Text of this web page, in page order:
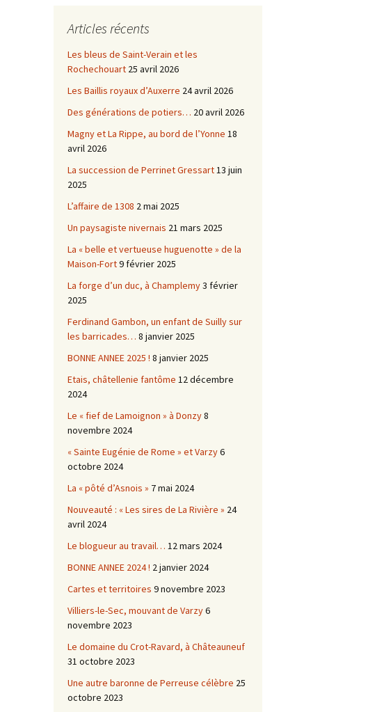
Châtellenie d’Etais
Châtellenies de Corvol et
Billy
Châtellenie de Chatel-
Articles récents
Les bleus de Saint-Verain et les
Rochechouart 25 avril 2026
Les Baillis royaux d’Auxerre 24 avril 2026
Des générations de potiers… 20 avril 2026
Magny et La Rippe, au bord de l’Yonne 18
avril 2026
La succession de Perrinet Gressart13 juin
2025
L’affaire de 1308 2 mai 2025
Un paysagiste nivernais 21 mars 2025
La « belle et vertueuse huguenotte » de la
Maison-Fort9 février 2025
La forge d’un duc, à Champlemy3 février
2025
Ferdinand Gambon, un enfant de Suilly sur
les barricades… 8 janvier 2025
BONNE ANNEE 2025 ! 8 janvier 2025
Etais, châtellenie fantôme 12 décembre
2024
Le « fief de Lamoignon » à Donzy8
novembre 2024
« Sainte Eugénie de Rome » et Varzy6
octobre 2024
La « pôté d’Asnois » 7 mai 2024
Nouveauté : « Les sires de La Rivière » 24
avril 2024
Le blogueur au travail… 12 mars 2024
BONNE ANNEE 2024 ! 2 janvier 2024
Cartes et territoires 9 novembre 2023
Villiers-le-Sec, mouvant de Varzy6
novembre 2023
Le domaine du Crot-Ravard, à Châteauneuf
31 octobre 2023
Une autre baronne de Perreuse célèbre 25
octobre 2023